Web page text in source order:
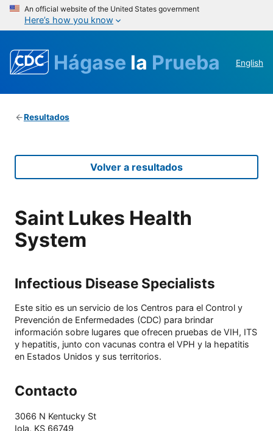
An official website of the United States government
Here’s how you know
Hágase la Prueba English
Resultados
Volver a resultados
Saint Lukes Health
System
Infectious Disease Specialists
Este sitio es un servicio de los Centros para el Control y
Prevención de Enfermedades (CDC) para brindar
información sobre lugares que ofrecen pruebas de VIH, ITS
y hepatitis, junto con vacunas contra el VPH y la hepatitis
en Estados Unidos y sus territorios.
Contacto
3066 N Kentucky St
Iola, KS 66749